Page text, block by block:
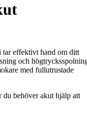
effektivt hand om ditt
och
med fullutrustade
behöver akut hjälp att